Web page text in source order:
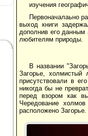
изучения
Первоначалаьно
выход книги
дополнив его данным
любителям природы.
В названии
Загорье,
присутствовали в
никогда бы не
перед взором как
Чередование
расположено Загорье.